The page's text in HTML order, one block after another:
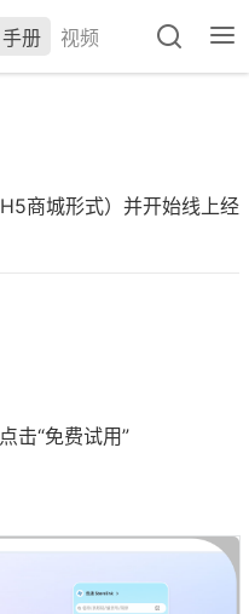
手册 视频
商城形式）并开始线上经
击“免费试用”